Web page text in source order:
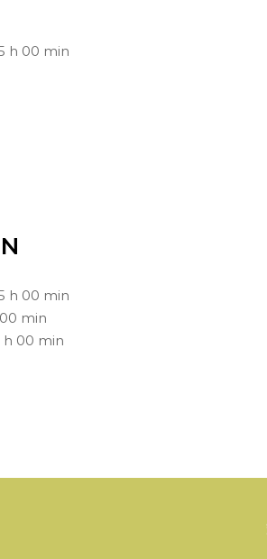
h 00 min
h 00 min
min
h 00 min